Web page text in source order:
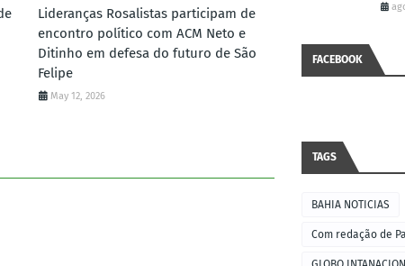
Lideranças Rosalistas participam de
encontro político com ACM Neto e
Ditinho em defesa do futuro de São
Felipe
May 12, 2026
FACEBOOK
TAGS
BAHIA NOTICIAS
Com redação de